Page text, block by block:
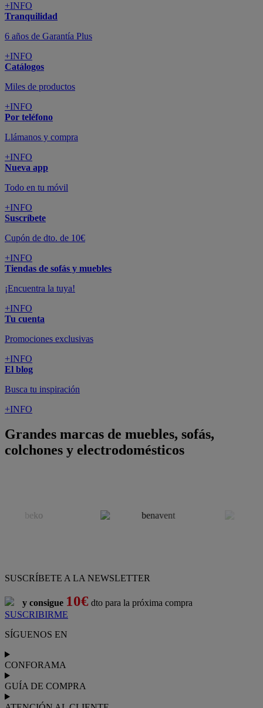
+INFO
Tranquilidad
6 años de Garantía Plus
+INFO
Catálogos
Miles de productos
+INFO
Por teléfono
Llámanos y compra
+INFO
Nueva app
Todo en tu móvil
+INFO
Suscríbete
Cupón de dto. de 10€
+INFO
Tiendas de sofás y muebles
¡Encuentra la tuya!
+INFO
Tu cuenta
Promociones exclusivas
+INFO
El blog
Busca tu inspiración
+INFO
Grandes marcas de muebles, sofás,
colchones y electrodomésticos
SUSCRÍBETE A LA NEWSLETTER
y consigue 10€ dto para la próxima compra
SUSCRIBIRME
SÍGUENOS EN
CONFORAMA
GUÍA DE COMPRA